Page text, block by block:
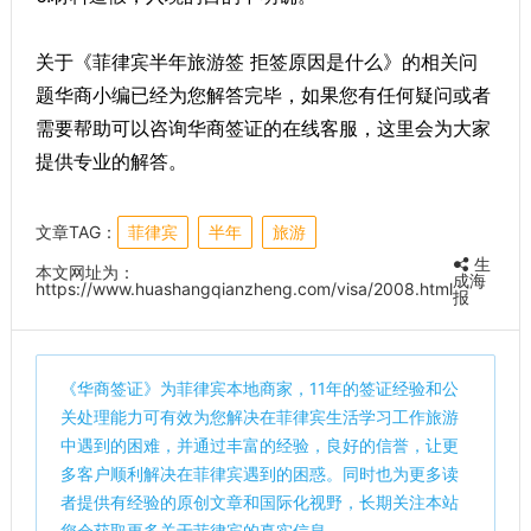
关于《菲律宾半年旅游签 拒签原因是什么》的相关问
题华商小编已经为您解答完毕，如果您有任何疑问或者
需要帮助可以咨询华商签证的在线客服，这里会为大家
提供专业的解答。
文章TAG： 菲律宾 半年
旅游
本文网址为：
https://www.huashangqianzheng.com/visa/2008.html
生
成海
报
《华商签证》为菲律宾本地商家，11年的签证经验和公
关处理能力可有效为您解决在菲律宾生活学习工作旅游
中遇到的困难，并通过丰富的经验，良好的信誉，让更
多客户顺利解决在菲律宾遇到的困惑。同时也为更多读
者提供有经验的原创文章和国际化视野，长期关注本站